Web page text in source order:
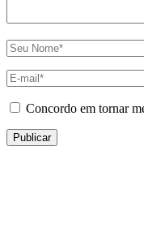
Concordo em tornar